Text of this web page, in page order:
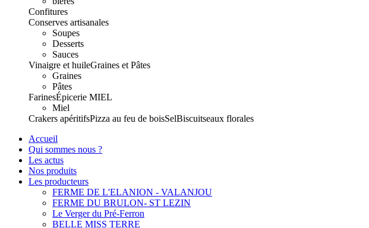
Confitures
Conserves artisanales
Soupes
Desserts
Sauces
Vinaigre et huileGraines et Pâtes
Graines
Pâtes
FarinesÉpicerie MIEL
Miel
Crakers apéritifsPizza au feu de boisSelBiscuitseaux florales
Accueil
Qui sommes nous ?
Les actus
Nos produits
Les producteurs
FERME DE L'ELANION - VALANJOU
FERME DU BRULON- ST LEZIN
Le Verger du Pré-Ferron
BELLE MISS TERRE